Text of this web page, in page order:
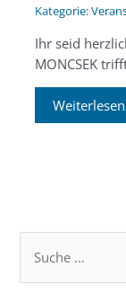
Ihr seid
MONCSEK